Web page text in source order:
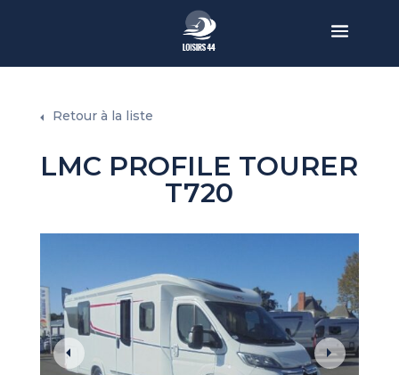
Retour à la liste
LMC PROFILE TOURER
T720